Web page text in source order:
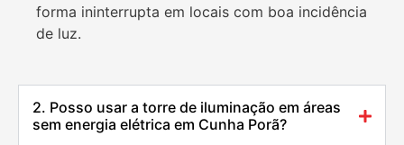
forma ininterrupta em locais com boa incidência
de luz.
2. Posso usar a torre de iluminação em áreas
sem energia elétrica em Cunha Porã?